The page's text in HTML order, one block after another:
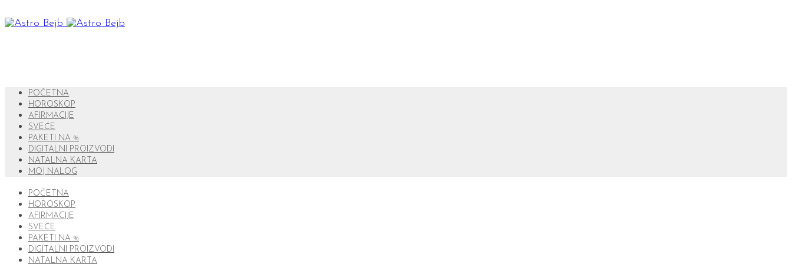
POČETNA
HOROSKOP
AFIRMACIJE
SVEĆE
PAKETI NA %
DIGITALNI PROIZVODI
NATALNA KARTA
MOJ NALOG
POČETNA
HOROSKOP
AFIRMACIJE
SVEĆE
PAKETI NA %
DIGITALNI PROIZVODI
NATALNA KARTA